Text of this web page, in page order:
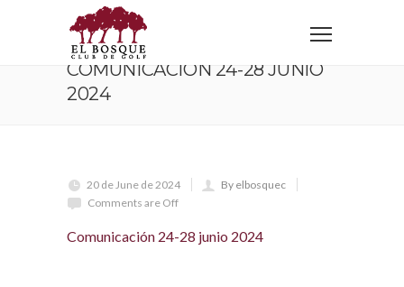
Home Comunicación 24-28 junio 2024
COMUNICACIÓN 24-28 JUNIO
2024
20 de June de 2024
By elbosquec
Comments are Off
Comunicación 24-28 junio 2024